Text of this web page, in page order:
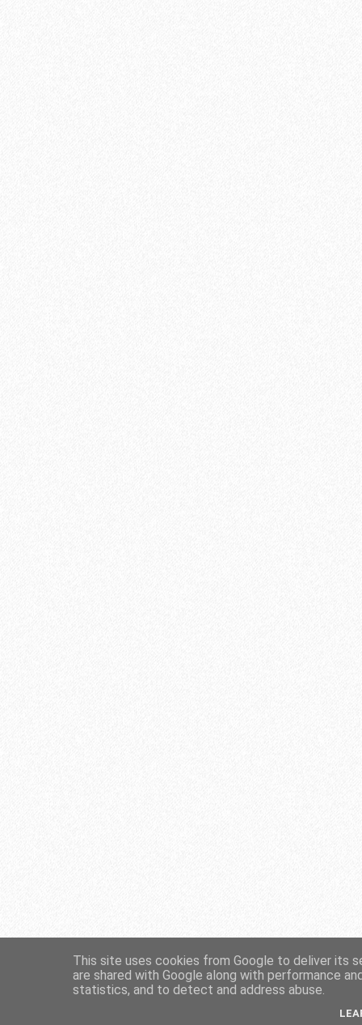
This site uses cookies from Google to deliver its
are shared with Google along with performance
statistics, and to detect and address abuse.